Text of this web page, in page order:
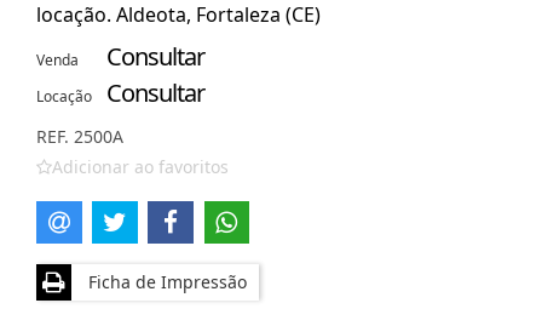
locação. Aldeota, Fortaleza (CE)
Venda Consultar
Locação Consultar
REF. 2500A
Adicionar ao favoritos
Ficha de Impressão